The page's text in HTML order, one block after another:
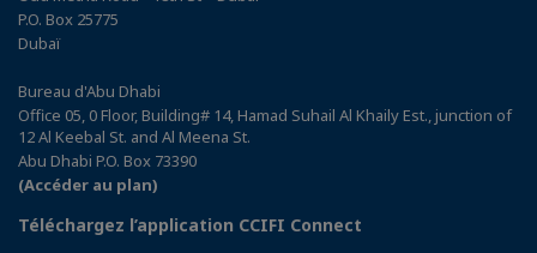
P.O. Box 25775
Dubaï
Bureau d'Abu Dhabi
Office 05, 0 Floor, Building# 14, Hamad Suhail Al Khaily Est., junction of
12 Al Keebal St. and Al Meena St.
Abu Dhabi P.O. Box 73390
(Accéder au plan)
Téléchargez l’application CCIFI Connect